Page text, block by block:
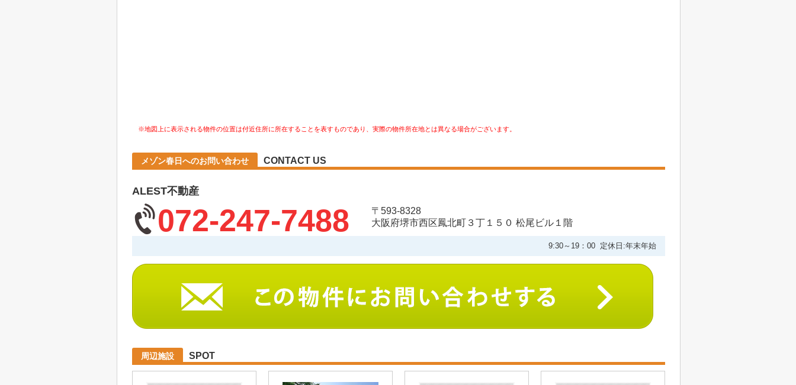
※地図上に表示される物件の位置は付近住所に所在することを表すものであり、実際の物件所在地とは異なる場合がございます。
メゾン春日へのお問い合わせ CONTACT US
ALEST不動産
072-247-7488
〒593-8328
大阪府堺市西区鳳北町３丁１５０ 松尾ビル１階
9:30～19：00 定休日:年末年始
周辺施設 SPOT